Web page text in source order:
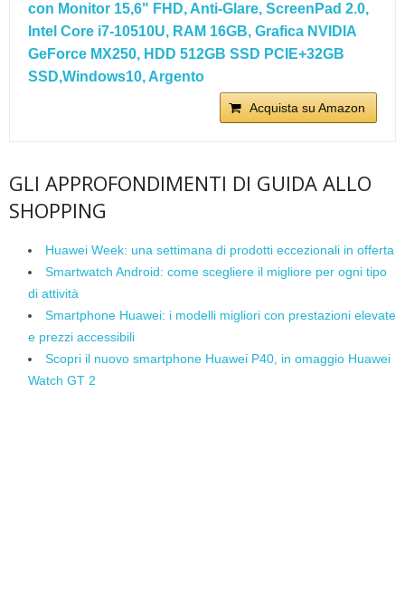
con Monitor 15,6" FHD, Anti-Glare, ScreenPad 2.0,
Intel Core i7-10510U, RAM 16GB, Grafica NVIDIA
GeForce MX250, HDD 512GB SSD PCIE+32GB
SSD,Windows10, Argento
Acquista su Amazon
GLI APPROFONDIMENTI DI GUIDA ALLO
SHOPPING
Huawei Week: una settimana di prodotti eccezionali in offerta
Smartwatch Android: come scegliere il migliore per ogni tipo
di attività
Smartphone Huawei: i modelli migliori con prestazioni elevate
e prezzi accessibili
Scopri il nuovo smartphone Huawei P40, in omaggio Huawei
Watch GT 2